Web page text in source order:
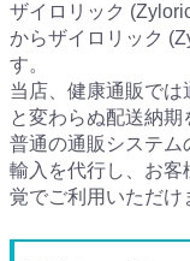
ザイロリック
からザイロリック
す。
当店、健康通販では
と変わらぬ配送納期
普通の通販システム
輸入を代行し、お客
覚でご利用いただけ